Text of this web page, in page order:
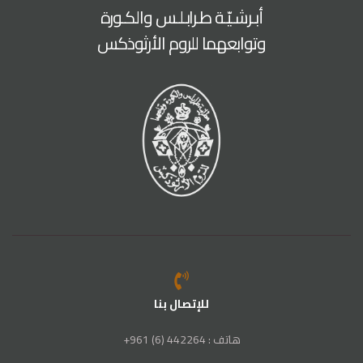
أبـرشـيّـة طـرابـلـس والكـورة
وتوابعهما للروم الأرثوذكس
للإتصال بنا
هاتف : 442264 (6) 961+